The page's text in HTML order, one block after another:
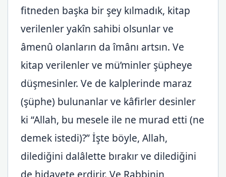
fitneden başka bir şey kılmadık, kitap
verilenler yakîn sahibi olsunlar ve
âmenû olanların da îmânı artsın. Ve
kitap verilenler ve mü’minler şüpheye
düşmesinler. Ve de kalplerinde maraz
(şüphe) bulunanlar ve kâfirler desinler
ki “Allah, bu mesele ile ne murad etti (ne
demek istedi)?” İşte böyle, Allah,
dilediğini dalâlette bırakır ve dilediğini
de hidayete erdirir. Ve Rabbinin